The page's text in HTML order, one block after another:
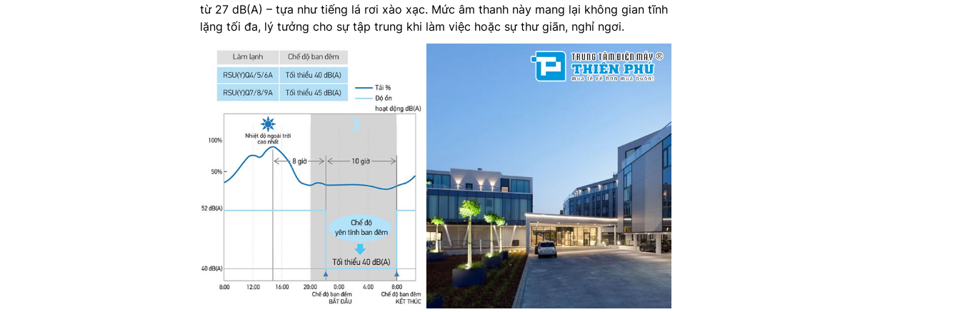
từ 27 dB(A) – tựa như tiếng lá rơi xào xạc. Mức âm thanh này mang lại không gian tĩnh
lặng tối đa, lý tưởng cho sự tập trung khi làm việc hoặc sự thư giãn, nghỉ ngơi.